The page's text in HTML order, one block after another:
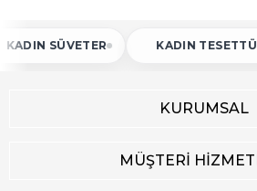
SÜVETER KADIN TESETTÜR
KURUMSAL
MÜŞTERİ